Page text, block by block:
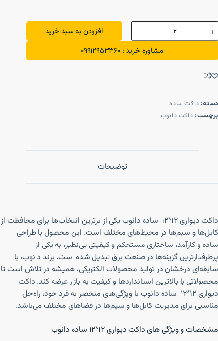
افزودن به سبد خرید
مشاوره خرید : 09912953360
دسته: داکت ساده
برچسب: داکت دانوب
توضیحات
داکت دیواری ۱۲*۱۲ ساده دانوب یکی از برترین انتخاب‌ها برای محافظت از
کابل‌ها و سیم‌ها در محیط‌های مختلف است. این محصول با طراحی
ساده و کارآمد، ساختاری مستحکم و کیفیتی بی‌نظیر، به یکی از
پرطرفدارترین گزینه‌ها در صنعت برق تبدیل شده است. برند دانوب، با
سابقه‌ای درخشان در تولید محصولات الکتریکی، همیشه در تلاش است تا
محصولاتی با بالاترین استانداردها و کیفیت به بازار عرضه کند. داکت
دیواری ۱۲*۱۲ ساده دانوب با ویژگی‌های منحصر به فرد خود، راه‌حل
مناسبی برای مدیریت کابل‌ها و سیم‌ها در فضاهای مختلف می‌باشد.
مشخصات و ویژگی های داکت دیواری ۱۲*۱۲ ساده دانوب